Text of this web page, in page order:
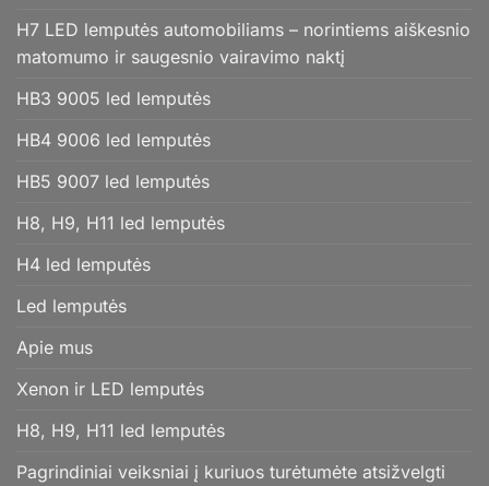
H7 LED lemputės automobiliams – norintiems aiškesnio
matomumo ir saugesnio vairavimo naktį
HB3 9005 led lemputės
HB4 9006 led lemputės
HB5 9007 led lemputės
H8, H9, H11 led lemputės
H4 led lemputės
Led lemputės
Apie mus
Xenon ir LED lemputės
H8, H9, H11 led lemputės
Pagrindiniai veiksniai į kuriuos turėtumėte atsižvelgti